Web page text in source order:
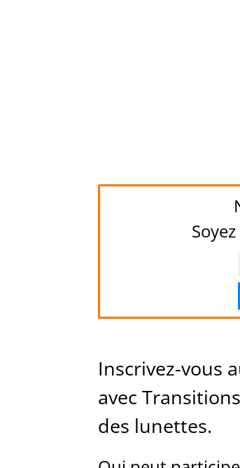
Inscrivez-vous
avec
des lunettes.